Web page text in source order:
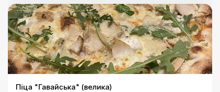
Піца "Гавайська" (велика)